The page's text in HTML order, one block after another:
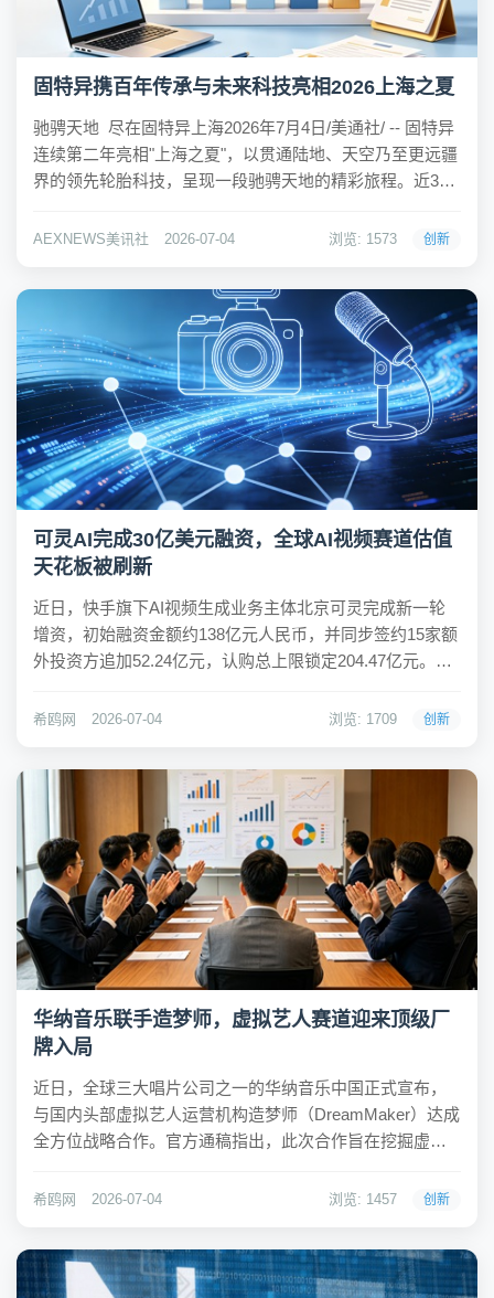
固特异携百年传承与未来科技亮相2026上海之夏
驰骋天地 尽在固特异上海2026年7月4日/美通社/ -- 固特异
连续第二年亮相"上海之夏"，以贯通陆地、天空乃至更远疆
界的领先轮胎科技，呈现一段驰骋天地的精彩旅程。近300
体共同出席了在上海西岸举行的启动仪式。固特异连续第
AEXNEWS美讯社 2026-07-04 浏览: 1573 创新
可灵AI完成30亿美元融资，全球AI视频赛道估值
天花板被刷新
近日，快手旗下AI视频生成业务主体北京可灵完成新一轮
增资，初始融资金额约138亿元人民币，并同步签约15家额
外投资方追加52.24亿元，认购总上限锁定204.47亿元。此
投后估值将达到180亿美元。融资完成后，快手仍持有北京
希鸥网 2026-07-04 浏览: 1709 创新
华纳音乐联手造梦师，虚拟艺人赛道迎来顶级厂
牌入局
近日，全球三大唱片公司之一的华纳音乐中国正式宣布，
与国内头部虚拟艺人运营机构造梦师（DreamMaker）达成
全方位战略合作。官方通稿指出，此次合作旨在挖掘虚拟
球主流唱片公司首次系统性接入国内规模化虚拟直播艺人
希鸥网 2026-07-04 浏览: 1457 创新